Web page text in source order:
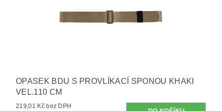
OPASEK BDU S PROVLÍKACÍ SPONOU KHAKI
VEL.110 CM
219,01 Kč bez DPH